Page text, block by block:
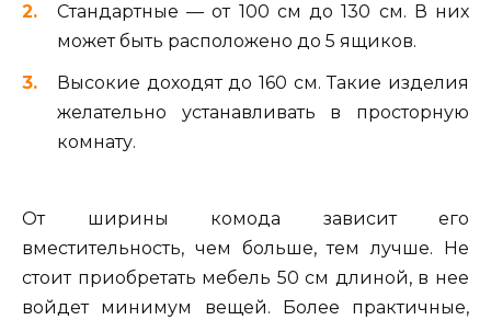
Стандартные — от 100 см до 130 см. В них
может быть расположено до 5 ящиков.
Высокие доходят до 160 см. Такие изделия
желательно устанавливать в просторную
комнату.
От ширины комода зависит его
вместительность, чем больше, тем лучше. Не
стоит приобретать мебель 50 см длиной, в нее
войдет минимум вещей. Более практичные,